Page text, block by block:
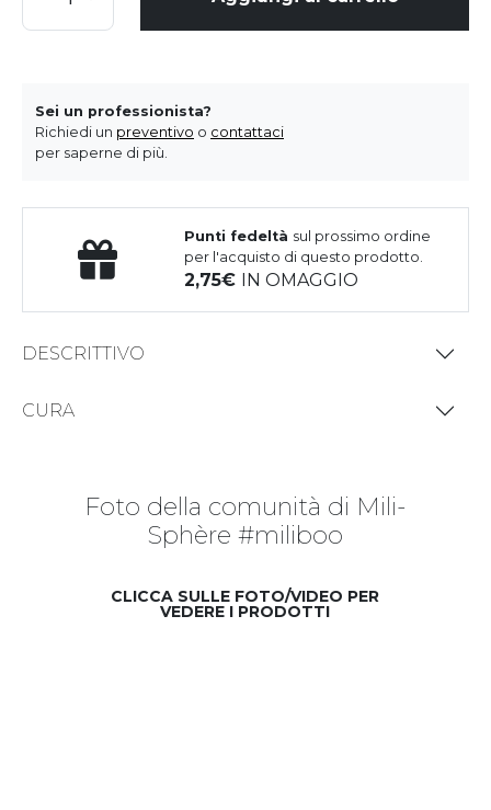
Sei un professionista?
Richiedi un preventivo o contattaci
per saperne di più.
Punti fedeltà sul prossimo ordine
per l'acquisto di questo prodotto.
2,75 IN OMAGGIO
DESCRITTIVO
CURA
Foto della comunità di Mili-
Sphère #miliboo
CLICCA SULLE FOTO/VIDEO PER
VEDERE I PRODOTTI